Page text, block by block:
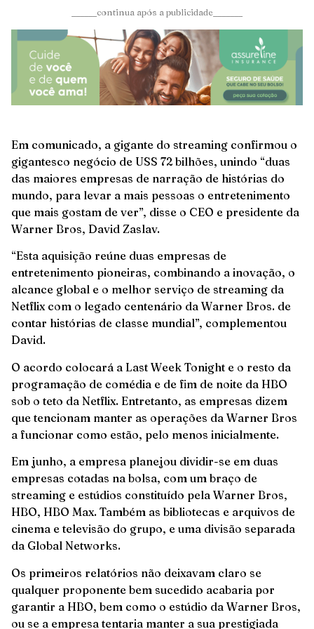
______continua após a publicidade_______
Em comunicado, a gigante do streaming confirmou o
gigantesco negócio de USS 72 bilhões, unindo “duas
das maiores empresas de narração de histórias do
mundo, para levar a mais pessoas o entretenimento
que mais gostam de ver”, disse o CEO e presidente da
Warner Bros, David Zaslav.
“Esta aquisição reúne duas empresas de
entretenimento pioneiras, combinando a inovação, o
alcance global e o melhor serviço de streaming da
Netflix com o legado centenário da Warner Bros. de
contar histórias de classe mundial”, complementou
David.
O acordo colocará a Last Week Tonight e o resto da
programação de comédia e de fim de noite da HBO
sob o teto da Netflix. Entretanto, as empresas dizem
que tencionam manter as operações da Warner Bros
a funcionar como estão, pelo menos inicialmente.
Em junho, a empresa planejou dividir-se em duas
empresas cotadas na bolsa, com um braço de
streaming e estúdios constituído pela Warner Bros,
HBO, HBO Max. Também as bibliotecas e arquivos de
cinema e televisão do grupo, e uma divisão separada
da Global Networks.
Os primeiros relatórios não deixavam claro se
qualquer proponente bem sucedido acabaria por
garantir a HBO, bem como o estúdio da Warner Bros,
ou se a empresa tentaria manter a sua prestigiada